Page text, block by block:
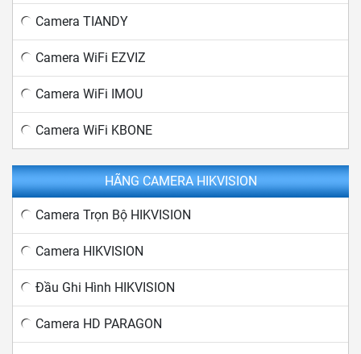
Camera TIANDY
Camera WiFi EZVIZ
Camera WiFi IMOU
Camera WiFi KBONE
HÃNG CAMERA HIKVISION
Camera Trọn Bộ HIKVISION
Camera HIKVISION
Đầu Ghi Hình HIKVISION
Camera HD PARAGON